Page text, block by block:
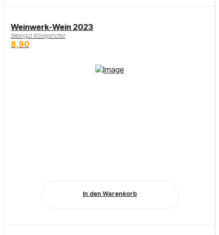
Weinwerk-Wein 2023
Weingut Königshofer
8,90
In den Warenkorb